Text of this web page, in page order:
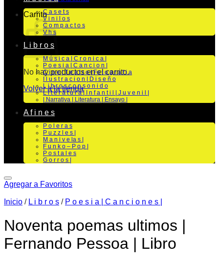
Carrito
No hay productos en el carrito.
Volver a la tienda
C a s e t s
V i n i l o s
C o m p a c t o s
V h s
L i b r o s
M ú s i c a | C r o n i c a |
P o e s i a | C a n c i o n |
C i n e | T e a t r o | Fo t o g r a f i a
I l u s t r a c i o n | D i s e ñ o
L i b r o s c o n s o n i d o
L i t e r a t u r a | I n f a n t i l | J u v e n i l |
| Narrativa | Literatura | Ensayo |
A f i n e s
P o l e r a s
P u z z l e s |
M a n i v e la s |
F u n k o – P o p |
P o s t a l e s
G o r r o s |
Agregar a Favoritos
Inicio / L i b r o s / P o e s i a | C a n c i o n e s |
Noventa poemas ultimos |
Fernando Pessoa | Libro